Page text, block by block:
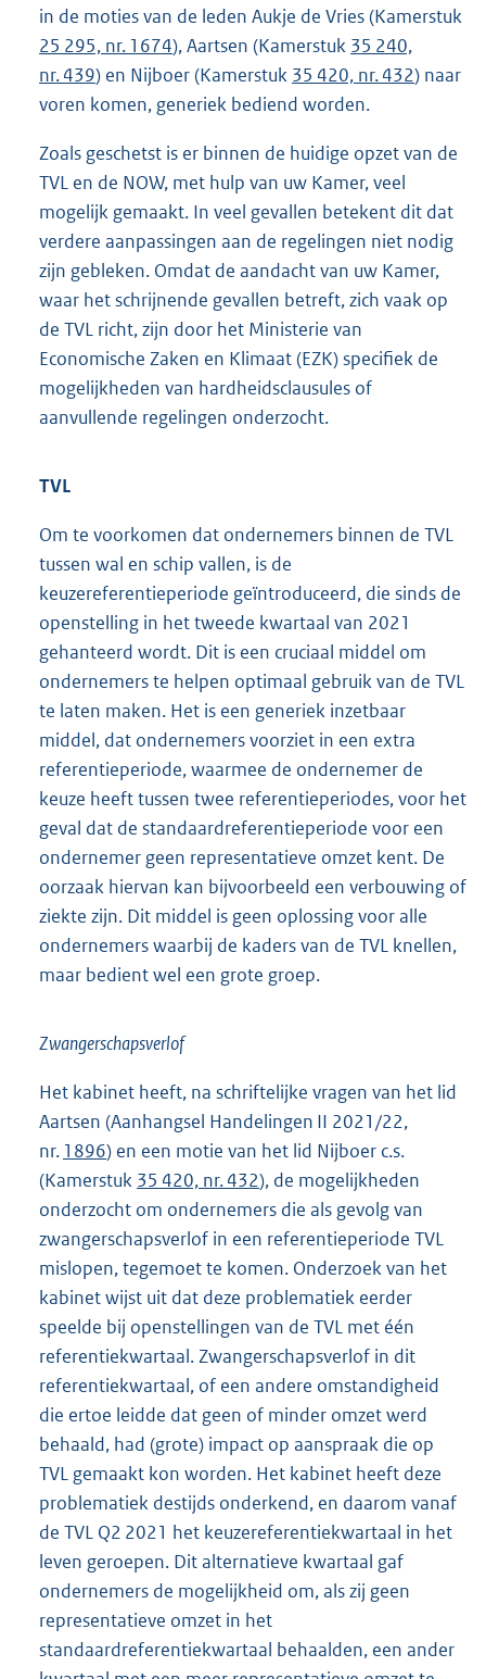
in de moties van de leden Aukje de Vries (Kamerstuk
25 295, nr. 1674), Aartsen (Kamerstuk 35 240,
nr. 439) en Nijboer (Kamerstuk 35 420, nr. 432) naar
voren komen, generiek bediend worden.
Zoals geschetst is er binnen de huidige opzet van de
TVL en de NOW, met hulp van uw Kamer, veel
mogelijk gemaakt. In veel gevallen betekent dit dat
verdere aanpassingen aan de regelingen niet nodig
zijn gebleken. Omdat de aandacht van uw Kamer,
waar het schrijnende gevallen betreft, zich vaak op
de TVL richt, zijn door het Ministerie van
Economische Zaken en Klimaat (EZK) specifiek de
mogelijkheden van hardheidsclausules of
aanvullende regelingen onderzocht.
TVL
Om te voorkomen dat ondernemers binnen de TVL
tussen wal en schip vallen, is de
keuzereferentieperiode geïntroduceerd, die sinds de
openstelling in het tweede kwartaal van 2021
gehanteerd wordt. Dit is een cruciaal middel om
ondernemers te helpen optimaal gebruik van de TVL
te laten maken. Het is een generiek inzetbaar
middel, dat ondernemers voorziet in een extra
referentieperiode, waarmee de ondernemer de
keuze heeft tussen twee referentieperiodes, voor het
geval dat de standaardreferentieperiode voor een
ondernemer geen representatieve omzet kent. De
oorzaak hiervan kan bijvoorbeeld een verbouwing of
ziekte zijn. Dit middel is geen oplossing voor alle
ondernemers waarbij de kaders van de TVL knellen,
maar bedient wel een grote groep.
Zwangerschapsverlof
Het kabinet heeft, na schriftelijke vragen van het lid
Aartsen (Aanhangsel Handelingen II 2021/22,
nr. 1896) en een motie van het lid Nijboer c.s.
(Kamerstuk 35 420, nr. 432), de mogelijkheden
onderzocht om ondernemers die als gevolg van
zwangerschapsverlof in een referentieperiode TVL
mislopen, tegemoet te komen. Onderzoek van het
kabinet wijst uit dat deze problematiek eerder
speelde bij openstellingen van de TVL met één
referentiekwartaal. Zwangerschapsverlof in dit
referentiekwartaal, of een andere omstandigheid
die ertoe leidde dat geen of minder omzet werd
behaald, had (grote) impact op aanspraak die op
TVL gemaakt kon worden. Het kabinet heeft deze
problematiek destijds onderkend, en daarom vanaf
de TVL Q2 2021 het keuzereferentiekwartaal in het
leven geroepen. Dit alternatieve kwartaal gaf
ondernemers de mogelijkheid om, als zij geen
representatieve omzet in het
standaardreferentiekwartaal behaalden, een ander